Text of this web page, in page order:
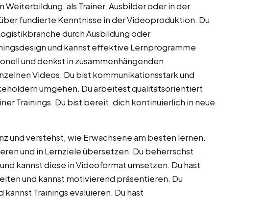
Weiterbildung, als Trainer, Ausbilder oder in der
fundierte Kenntnisse in der Videoproduktion. Du
durch Ausbildung oder
und kannst effektive Lernprogramme
und denkst in zusammenhängenden
Videos. Du bist kommunikationsstark und
umgehen. Du arbeitest qualitätsorientiert
Trainings. Du bist bereit, dich kontinuierlich in neue
und verstehst, wie Erwachsene am besten lernen.
und in Lernziele übersetzen. Du beherrschst
kannst diese in Videoformat umsetzen. Du hast
und kannst motivierend präsentieren. Du
Trainings evaluieren. Du hast